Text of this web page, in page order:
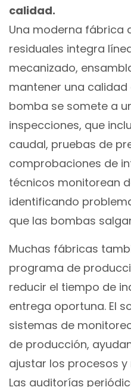
calidad.
Una moderna fábrica
residuales integra
mecanizado,
mantener una
bomba se somete a
inspecciones, que
caudal, pruebas de
comprobaciones de
técnicos monitorean
identificando
que las bombas
Muchas fábricas
programa de
reducir el tiempo de
entrega oportuna. El
sistemas de
de producción,
ajustar los procesos
Las auditorías